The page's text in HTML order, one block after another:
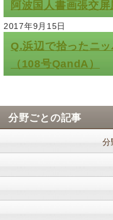
阿波国人書画張交
2017年9月15日
Q.浜辺で拾ったニ
（108号QandA）
分野ごとの記事
分